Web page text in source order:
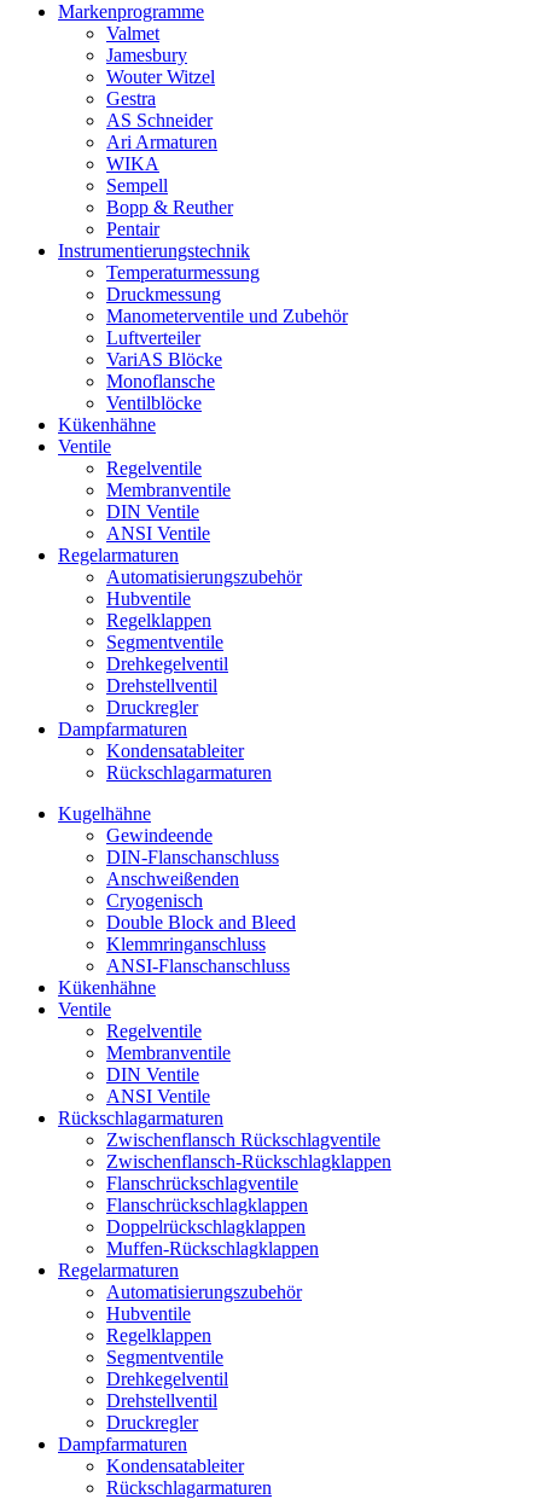
Markenprogramme
Valmet
Jamesbury
Wouter Witzel
Gestra
AS Schneider
Ari Armaturen
WIKA
Sempell
Bopp & Reuther
Pentair
Instrumentierungs­technik
Temperaturmessung
Druckmessung
Manometerventile und Zubehör
Luftverteiler
VariAS Blöcke
Monoflansche
Ventilblöcke
Kükenhähne
Ventile
Regelventile
Membranventile
DIN Ventile
ANSI Ventile
Regelarmaturen
Automatisierungszubehör
Hubventile
Regelklappen
Segmentventile
Drehkegelventil
Drehstellventil
Druckregler
Dampfarmaturen
Kondensatableiter
Rückschlagarmaturen
Kugelhähne
Gewindeende
DIN-Flanschanschluss
Anschweißenden
Cryogenisch
Double Block and Bleed
Klemmringanschluss
ANSI-Flanschanschluss
Kükenhähne
Ventile
Regelventile
Membranventile
DIN Ventile
ANSI Ventile
Rückschlag­armaturen
Zwischenflansch Rückschlagventile
Zwischenflansch-Rückschlagklappen
Flanschrückschlagventile
Flanschrückschlagklappen
Doppelrückschlagklappen
Muffen-Rückschlagklappen
Regelarmaturen
Automatisierungszubehör
Hubventile
Regelklappen
Segmentventile
Drehkegelventil
Drehstellventil
Druckregler
Dampfarmaturen
Kondensatableiter
Rückschlagarmaturen